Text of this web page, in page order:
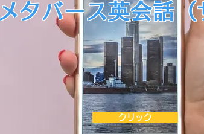
タバース英会話（
クリック